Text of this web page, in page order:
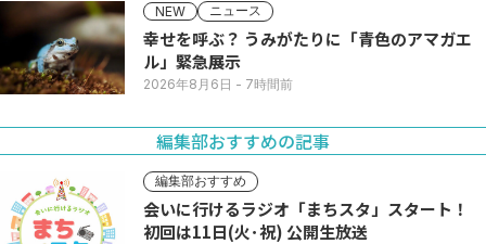
NEW ニュース
幸せを呼ぶ？ うみがたりに「青色のアマガエ
ル」緊急展示
2026年8月6日 - 7時間前
編集部おすすめの記事
編集部おすすめ
会いに行けるラジオ「まちスタ」スタート！
初回は11日(火･祝) 公開生放送